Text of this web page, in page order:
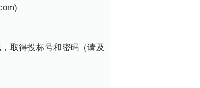
取得投标号和密码（请及